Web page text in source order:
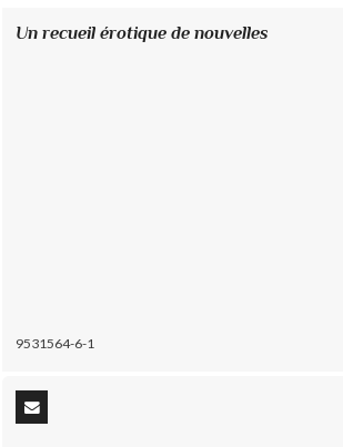
Un recueil érotique de nouvelles
9531564-6-1